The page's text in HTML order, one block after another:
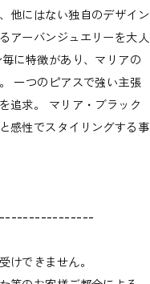
他にはない独自のデザイン
アーバンジュエリーを大人
に特徴があり、マリアの
一つのピアスで強い主張
追求。 マリア・ブラック
感性でスタイリングする事
けできません。